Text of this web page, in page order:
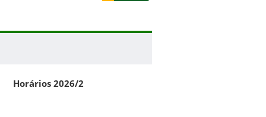
Horários 2026/2